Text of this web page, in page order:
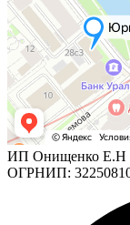
ИП Онищенко Е.Н
ОГРНИП: